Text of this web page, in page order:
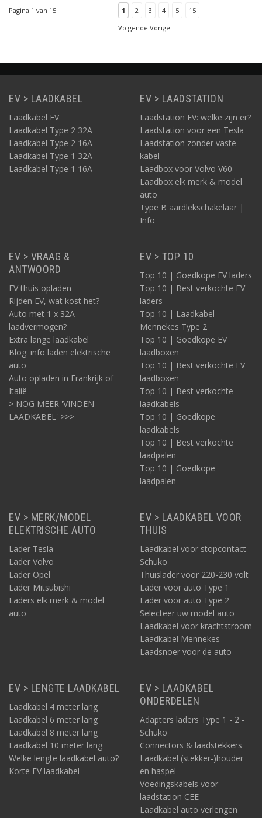
zowel 1 fasig als voor 3
fasig 16A opladen van
uw elektrische auto.
Pagina 1 van 15 1 2 3 4 5
15
Volgende Vorige
EV > LAADKABEL
Laadkabel EV
Laadkabel Type 2 32A
Laadkabel Type 2 16A
Laadkabel Type 1 32A
Laadkabel Type 1 16A
EV > LAADSTATION
Laadstation EV: welke zijn er?
Laadstation voor een Tesla
Laadstation zonder vaste
kabel
Laadbox voor Volvo V60
Laadbox elk merk & model
auto
Type B aardlekschakelaar |
Info
EV > VRAAG &
ANTWOORD
EV thuis opladen
Rijden EV, wat kost het?
Auto met 1 x 32A
laadvermogen?
Extra lange laadkabel
Blog: info laden elektrische
auto
Auto opladen in Frankrijk of
Italië
> NOG MEER 'VINDEN
LAADKABEL' >>>
EV > TOP 10
Top 10 | Goedkope EV laders
Top 10 | Best verkochte EV
laders
Top 10 | Laadkabel
Mennekes Type 2
Top 10 | Goedkope EV
laadboxen
Top 10 | Best verkochte EV
laadboxen
Top 10 | Best verkochte
laadkabels
Top 10 | Goedkope
laadkabels
Top 10 | Best verkochte
laadpalen
Top 10 | Goedkope
laadpalen
EV > MERK/MODEL
ELEKTRISCHE AUTO
Lader Tesla
Lader Volvo
Lader Opel
Lader Mitsubishi
Laders elk merk & model
auto
EV > LAADKABEL VOOR
THUIS
Laadkabel voor stopcontact
Schuko
Thuislader voor 220-230 volt
Lader voor auto Type 1
Lader voor auto Type 2
Selecteer uw model auto
Laadkabel voor krachtstroom
Laadkabel Mennekes
Laadsnoer voor de auto
EV > LENGTE LAADKABEL
Laadkabel 4 meter lang
Laadkabel 6 meter lang
Laadkabel 8 meter lang
Laadkabel 10 meter lang
Welke lengte laadkabel auto?
Korte EV laadkabel
EV > LAADKABEL
ONDERDELEN
Adapters laders Type 1 - 2 -
Schuko
Connectors & laadstekkers
Laadkabel (stekker-)houder
en haspel
Voedingskabels voor
laadstation CEE
Laadkabel auto verlengen